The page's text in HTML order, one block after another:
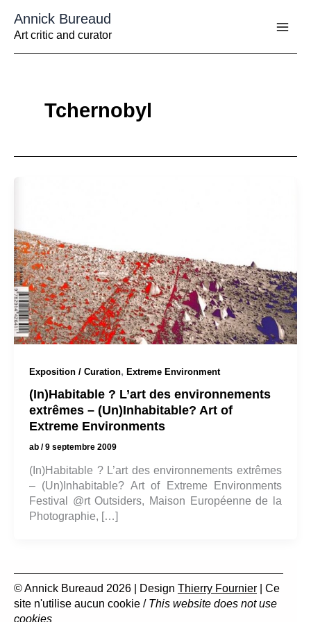
contenu
Annick Bureaud
Art critic and curator
Tchernobyl
Exposition / Curation, Extreme Environment
(In)Habitable ? L’art des environnements
extrêmes – (Un)Inhabitable? Art of
Extreme Environments
ab /9 septembre 2009
(In)Habitable ? L’art des environnements extrêmes
– (Un)Inhabitable? Art of Extreme Environments
Festival @rt Outsiders, Maison Européenne de la
Photographie, […]
© Annick Bureaud 2026 | Design Thierry Fournier | Ce
site n'utilise aucun cookie / This website does not use
cookies